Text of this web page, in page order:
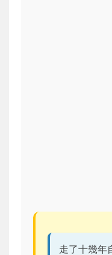
走了十幾年